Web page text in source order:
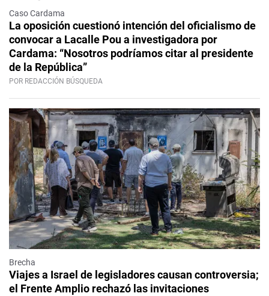
Caso Cardama
La oposición cuestionó intención del oficialismo de
convocar a Lacalle Pou a investigadora por
Cardama: “Nosotros podríamos citar al presidente
de la República”
POR REDACCIÓN BÚSQUEDA
Brecha
Viajes a Israel de legisladores causan controversia;
el Frente Amplio rechazó las invitaciones